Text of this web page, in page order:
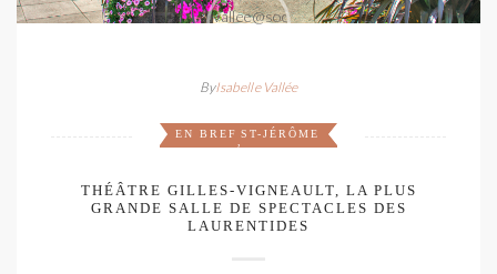
ByIsabelle Vallée
EN BREF
,
ST-JÉRÔME
THÉÂTRE GILLES-VIGNEAULT, LA PLUS
GRANDE SALLE DE SPECTACLES DES
LAURENTIDES